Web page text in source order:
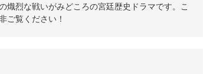
熾烈な戦いがみどころの宮廷歴史ドラマです。こ
ご覧ください！